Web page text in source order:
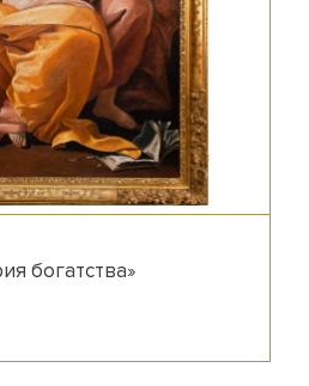
богатства»